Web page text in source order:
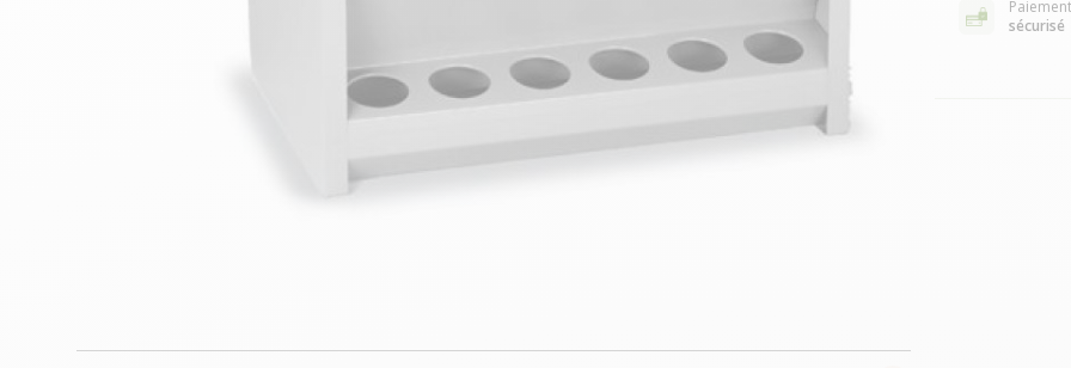
Paiement
sécurisé